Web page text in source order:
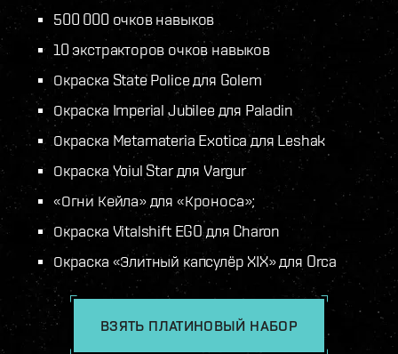
500 000 очков навыков
10 экстракторов очков навыков
Окраска State Police для Golem
Окраска Imperial Jubilee для Paladin
Окраска Metamateria Exotica для Leshak
Окраска Yoiul Star для Vargur
«Огни Кейла» для «Кроноса»;
Окраска Vitalshift EGO для Charon
Окраска «Элитный капсулёр XIX» для Orca
ВЗЯТЬ ПЛАТИНОВЫЙ НАБОР